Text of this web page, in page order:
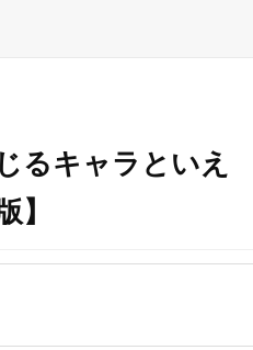
るキャラといえ
】